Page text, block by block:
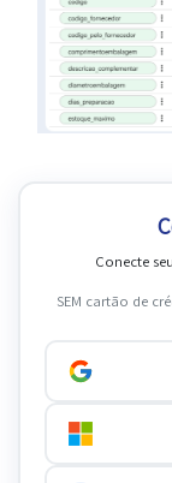
Conecte
SEM cartão de